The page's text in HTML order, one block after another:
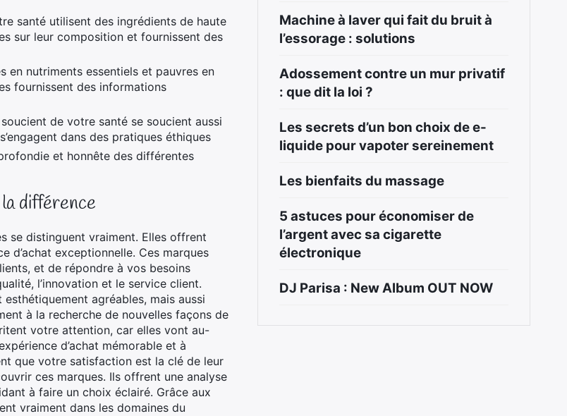
santé utilisent des ingrédients de haute
sur leur composition et fournissent des
en nutriments essentiels et pauvres en
fournissent des informations
de votre santé se soucient aussi
dans des pratiques éthiques
et honnête des différentes
différence
se distinguent vraiment. Elles offrent
d’achat exceptionnelle. Ces marques
et de répondre à vos besoins
l’innovation et le service client.
agréables, mais aussi
à la recherche de nouvelles façons de
votre attention, car elles vont au-
d’achat mémorable et à
que votre satisfaction est la clé de leur
ces marques. Ils offrent une analyse
à faire un choix éclairé. Grâce aux
vraiment dans les domaines du
Machine à laver qui fait du bruit à
l’essorage : solutions
Adossement contre un mur privatif
: que dit la loi ?
Les secrets d’un bon choix de e-
liquide pour vapoter sereinement
Les bienfaits du massage
5 astuces pour économiser de
l’argent avec sa cigarette
électronique
DJ Parisa : New Album OUT NOW